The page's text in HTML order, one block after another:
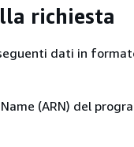
richiesta
dati in
(ARN) del